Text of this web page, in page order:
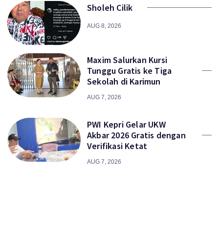
Sholeh Cilik
AUG 8, 2026
Maxim Salurkan Kursi
Tunggu Gratis ke Tiga
Sekolah di Karimun
AUG 7, 2026
PWI Kepri Gelar UKW
Akbar 2026 Gratis dengan
Verifikasi Ketat
AUG 7, 2026